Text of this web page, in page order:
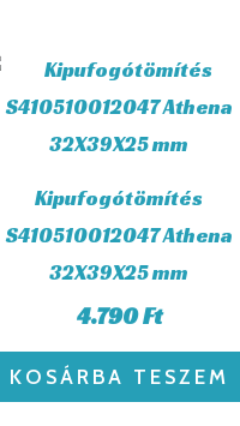
Kipufogótömítés
S410510012047 Athena
32X39X25 mm
4.790Ft
KOSÁRBA TESZEM